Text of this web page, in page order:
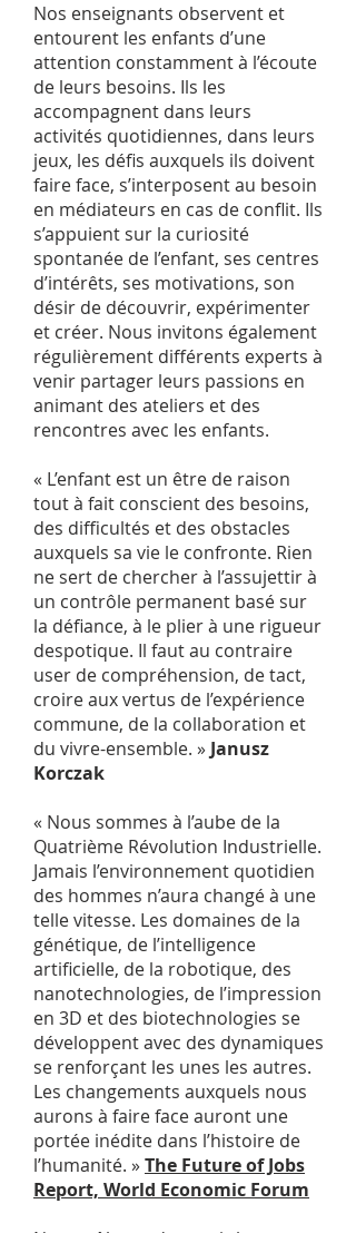
Nos enseignants observent et
entourent les enfants d’une
attention constamment à l’écoute
de leurs besoins. Ils les
accompagnent dans leurs
activités quotidiennes, dans leurs
jeux, les défis auxquels ils doivent
faire face, s’interposent au besoin
en médiateurs en cas de conflit. Ils
s’appuient sur la curiosité
spontanée de l’enfant, ses centres
d’intérêts, ses motivations, son
désir de découvrir, expérimenter
et créer. Nous invitons également
régulièrement différents experts à
venir partager leurs passions en
animant des ateliers et des
rencontres avec les enfants.
« L’enfant est un être de raison
tout à fait conscient des besoins,
des difficultés et des obstacles
auxquels sa vie le confronte. Rien
ne sert de chercher à l’assujettir à
un contrôle permanent basé sur
la défiance, à le plier à une rigueur
despotique. Il faut au contraire
user de compréhension, de tact,
croire aux vertus de l’expérience
commune, de la collaboration et
du vivre-ensemble. » Janusz
Korczak
« Nous sommes à l’aube de la
Quatrième Révolution Industrielle.
Jamais l’environnement quotidien
des hommes n’aura changé à une
telle vitesse. Les domaines de la
génétique, de l’intelligence
artificielle, de la robotique, des
nanotechnologies, de l’impression
en 3D et des biotechnologies se
développent avec des dynamiques
se renforçant les unes les autres.
Les changements auxquels nous
aurons à faire face auront une
portée inédite dans l’histoire de
l’humanité. »The Future of Jobs
Report, World Economic Forum